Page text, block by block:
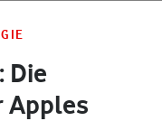
Die
Apples